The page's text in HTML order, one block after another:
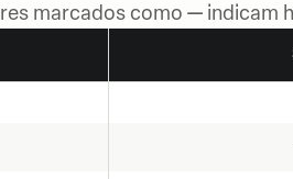
marcados como — indicam